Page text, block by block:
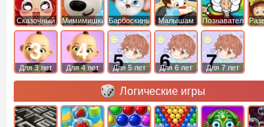
Сказочный
патруль
Мимимишки Барбоскины Малышам Познавательные
Для 3 лет Для 4 лет Для 5 лет Для 6 лет Для 7 лет
Логические игры